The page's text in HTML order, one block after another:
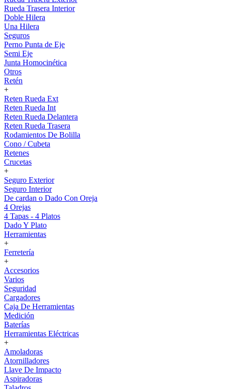
Rueda Trasera Interior
Doble Hilera
Una Hilera
Seguros
Perno Punta de Eje
Semi Eje
Junta Homocinética
Otros
Retén
+
Reten Rueda Ext
Reten Rueda Int
Reten Rueda Delantera
Reten Rueda Trasera
Rodamientos De Bolilla
Cono / Cubeta
Retenes
Crucetas
+
Seguro Exterior
Seguro Interior
De cardan o Dado Con Oreja
4 Orejas
4 Tapas - 4 Platos
Dado Y Plato
Herramientas
+
Ferretería
+
Accesorios
Varios
Seguridad
Cargadores
Caja De Herramientas
Medición
Baterías
Herramientas Eléctricas
+
Amoladoras
Atornilladores
Llave De Impacto
Aspiradoras